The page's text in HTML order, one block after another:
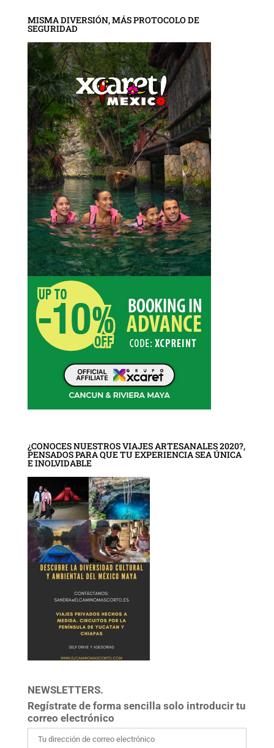
MISMA DIVERSIÓN, MÁS PROTOCOLO DE
SEGURIDAD
¿CONOCES NUESTROS VIAJES ARTESANALES 2020?,
PENSADOS PARA QUE TU EXPERIENCIA SEA ÚNICA
E INOLVIDABLE
NEWSLETTERS.
Regístrate de forma sencilla solo introducir tu
correo electrónico